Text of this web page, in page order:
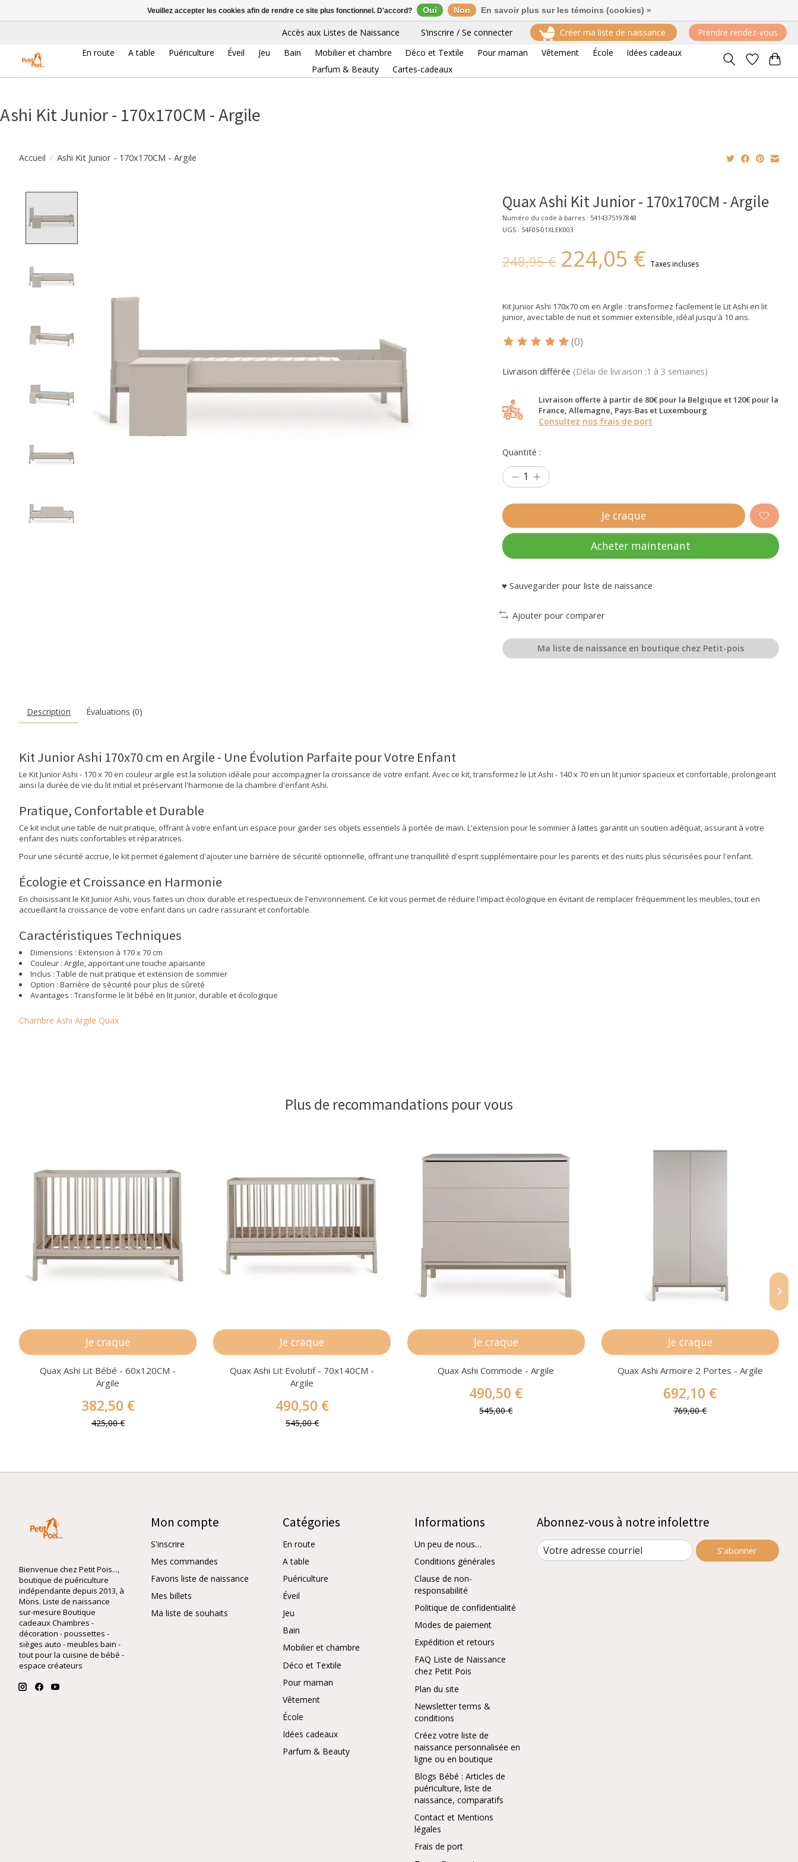
Accès aux Listes de Naissance S’inscrire / Se connecter Créer ma liste de naissance
Prendre rendez-vous
En route
A table Puériculture Éveil Jeu Bain Mobilier et chambre Déco et Textile Pour maman Vêtement École
Idées cadeaux
Parfum & Beauty
Cartes-cadeaux
Ashi Kit Junior - 170x170CM - Argile
Accueil / Ashi Kit Junior - 170x170CM - Argile
Quax Ashi Kit Junior - 170x170CM - Argile
Numéro du code à barres : 5414375197848
UGS : 54F05-01XLEK003
248,95 € 224,05 € Taxes incluses
Kit Junior Ashi 170x70 cm en Argile : transformez facilement le Lit Ashi en lit
junior, avec table de nuit et sommier extensible, idéal jusqu'à 10 ans.
Ce produit est évalué à
(0)
Livraison différée (Délai de livraison :1 à 3 semaines)
Livraison offerte à partir de 80€ pour la Belgique et 120€ pour la
France, Allemagne, Pays-Bas et Luxembourg
Consultez nos frais de port
Quantité :
Je craque
Acheter maintenant
♥ Sauvegarder pour liste de naissance
Ajouter pour comparer
Ma liste de naissance en boutique chez Petit-pois
Description Évaluations (0)
Kit Junior Ashi 170x70 cm en Argile - Une Évolution Parfaite pour Votre Enfant
Le Kit Junior Ashi - 170 x 70 en couleur argile est la solution idéale pour accompagner la croissance de votre enfant. Avec ce kit, transformez le Lit Ashi - 140 x 70 en un lit junior spacieux et confortable, prolongeant
ainsi la durée de vie du lit initial et préservant l'harmonie de la chambre d'enfant Ashi.
Pratique, Confortable et Durable
Ce kit inclut une table de nuit pratique, offrant à votre enfant un espace pour garder ses objets essentiels à portée de main. L'extension pour le sommier à lattes garantit un soutien adéquat, assurant à votre
enfant des nuits confortables et réparatrices.
Pour une sécurité accrue, le kit permet également d'ajouter une barrière de sécurité optionnelle, offrant une tranquillité d'esprit supplémentaire pour les parents et des nuits plus sécurisées pour l'enfant.
Écologie et Croissance en Harmonie
En choisissant le Kit Junior Ashi, vous faites un choix durable et respectueux de l'environnement. Ce kit vous permet de réduire l'impact écologique en évitant de remplacer fréquemment les meubles, tout en
accueillant la croissance de votre enfant dans un cadre rassurant et confortable.
Caractéristiques Techniques
Dimensions : Extension à 170 x 70 cm
Couleur : Argile, apportant une touche apaisante
Inclus : Table de nuit pratique et extension de sommier
Option : Barrière de sécurité pour plus de sûreté
Avantages : Transforme le lit bébé en lit junior, durable et écologique
Chambre Ashi Argile Quax
Plus de recommandations pour vous
Je craque
Quax Ashi Lit Bébé - 60x120CM -
Argile
382,50 €
425,00 €
Je craque
Quax Ashi Lit Evolutif - 70x140CM -
Argile
490,50 €
545,00 €
Je craque
Quax Ashi Commode - Argile
490,50 €
545,00 €
Je craque
Quax Ashi Armoire 2 Portes - Argile
692,10 €
769,00 €
Bienvenue chez Petit Pois...,
boutique de puériculture
indépendante depuis 2013, à
Mons. Liste de naissance
sur-mesure Boutique
cadeaux Chambres -
décoration - poussettes -
sièges auto - meubles bain -
tout pour la cuisine de bébé -
espace créateurs
Mon compte
S'inscrire
Mes commandes
Favoris liste de naissance
Mes billets
Ma liste de souhaits
Catégories
En route
A table
Puériculture
Éveil
Jeu
Bain
Mobilier et chambre
Déco et Textile
Pour maman
Vêtement
École
Idées cadeaux
Parfum & Beauty
Informations
Un peu de nous…
Conditions générales
Clause de non-
responsabilité
Politique de confidentialité
Modes de paiement
Expédition et retours
FAQ Liste de Naissance
chez Petit Pois
Plan du site
Newsletter terms &
conditions
Créez votre liste de
naissance personnalisée en
ligne ou en boutique
Blogs Bébé : Articles de
puériculture, liste de
naissance, comparatifs
Contact et Mentions
légales
Frais de port
Abonnez-vous à notre infolettre
S'abonner
Veuillez accepter les cookies afin de rendre ce site plus fonctionnel. D'accord? Oui Non En savoir plus sur les témoins (cookies) »